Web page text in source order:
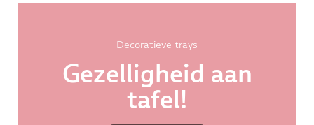
Decoratieve trays
Gezelligheid aan
tafel!